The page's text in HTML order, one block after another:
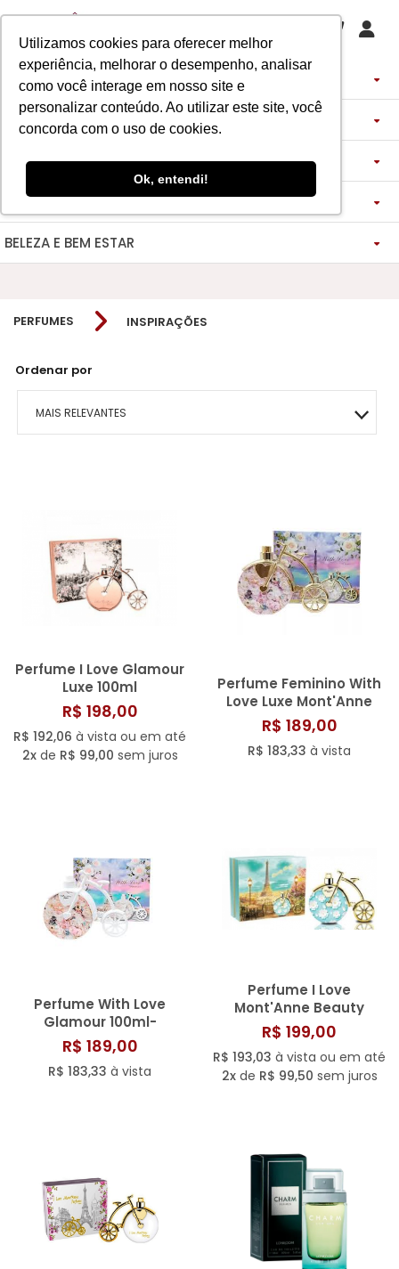
Utilizamos cookies para oferecer melhor
experiência, melhorar o desempenho, analisar
como você interage em nosso site e
personalizar conteúdo. Ao utilizar este site, você
concorda com o uso de cookies.
Ok, entendi!
PERFUMES
IMPORTADOS
FEMININO
MASCULINO
ÁRABES
FEMININO
MASCULINO
SEMI SELETIVO
FEMININO
-------------
FEMININO
MASCULINO
MINIATURAS 25ML
BRAND COLLECTION
ÁRABE COLLECTION
BODY SPLASH
HIDRATANTES
DECANTS
DECANTS DE LUXO
DECANTS ÁRABES
DESCOBERTAS
ASSINATURA DE PERFUME
ASSINATURA ROUPA
BLAZER
VESTIDOS
BOLSAS
MAQUIAGENS
LADY BEAUTY
ROSTO
BOCA
OLHOS
ROSTO
RUBY ROSE
BOCA
OLHOS
MELU
BOCA
MACRILAN
BELEZA E BEM ESTAR
MAGNUS - ENERGIA
FEM-SAÚDE MULHER
HOMO – VIGOR
NOSSO DIFERENCIAL
TECNOLOGIA MICELIZAÇÃO
DETOX ESSENCE
MAIS VITALIDADE
CORAÇÃO SADIO
METABOLISMO
MOBILIDADE ÓSSEA
FORÇA CAPILAR
FOCO MENTAL
PERFUMES INSPIRAÇÕES
Ordenar por
MAIS RELEVANTES
MAIOR PREÇO
A - Z
Perfume I Love Glamour
Luxe 100ml
R$ 198,00
R$ 192,06 à vista ou em até
2xde R$ 99,00 sem juros
Perfume Feminino With
Love Luxe Mont'Anne
Eau de Parfum - 100ml
R$ 189,00
R$ 183,33 à vista
Perfume With Love
Glamour 100ml-
R$ 189,00
R$ 183,33 à vista
Perfume I Love
Mont'Anne Beauty
Flower 100ml
R$ 199,00
R$ 193,03 à vista ou em até
2xde R$ 99,50 sem juros